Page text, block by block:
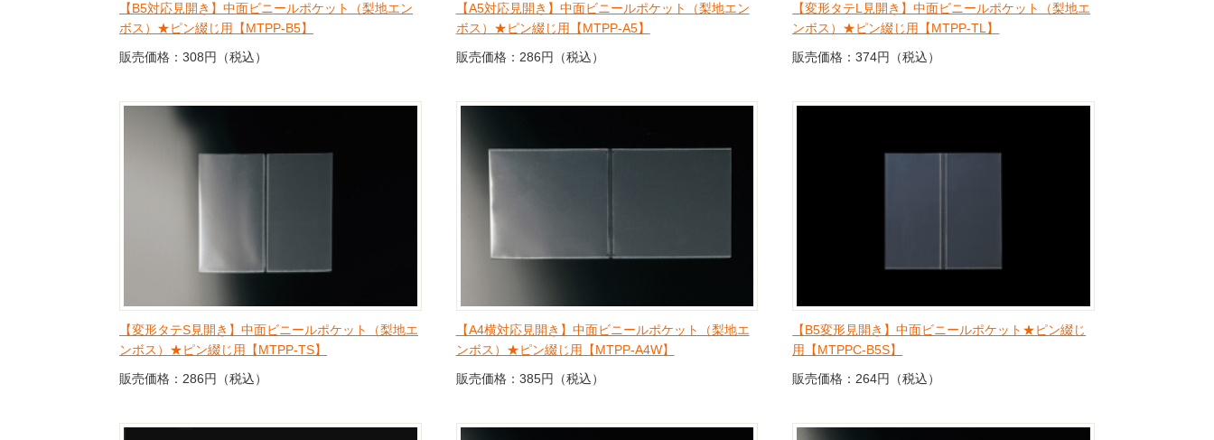
【B5対応見開き】中面ビニールポケット（梨地エン
ボス）★ピン綴じ用【MTPP-B5】
販売価格：308円（税込）
【A5対応見開き】中面ビニールポケット（梨地エン
ボス）★ピン綴じ用【MTPP-A5】
販売価格：286円（税込）
【変形タテL見開き】中面ビニールポケット（梨地エ
ンボス）★ピン綴じ用【MTPP-TL】
販売価格：374円（税込）
【変形タテS見開き】中面ビニールポケット（梨地エ
ンボス）★ピン綴じ用【MTPP-TS】
販売価格：286円（税込）
【A4横対応見開き】中面ビニールポケット（梨地エ
ンボス）★ピン綴じ用【MTPP-A4W】
販売価格：385円（税込）
【B5変形見開き】中面ビニールポケット★ピン綴じ
用【MTPPC-B5S】
販売価格：264円（税込）